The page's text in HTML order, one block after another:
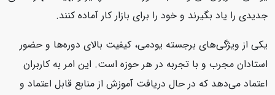
جدیدی را یاد بگیرند و خود را برای بازار کار آماده کنند.
یکی از ویژگی‌های برجسته یودمی، کیفیت بالای دوره‌ها و حضور
استادان مجرب و با تجربه در هر حوزه است. این امر به کاربران
اعتماد می‌دهد که در حال دریافت آموزش از منابع قابل اعتماد و